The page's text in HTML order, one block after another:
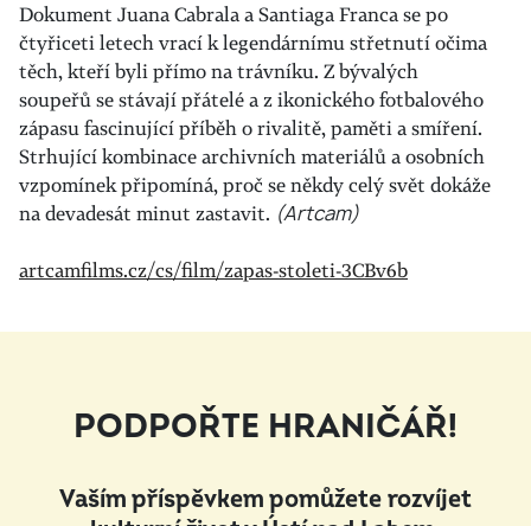
Dokument Juana Cabrala a Santiaga Franca se po
čtyřiceti letech vrací k legendárnímu střetnutí očima
těch, kteří byli přímo na trávníku. Z bývalých
soupeřů se stávají přátelé a z ikonického fotbalového
zápasu fascinující příběh o rivalitě, paměti a smíření.
Strhující kombinace archivních materiálů a osobních
vzpomínek připomíná, proč se někdy celý svět dokáže
na devadesát minut zastavit. (Artcam)
artcamfilms.cz/cs/film/zapas-stoleti-3CBv6b
PODPOŘTE HRANIČÁŘ!
Vaším příspěvkem pomůžete rozvíjet